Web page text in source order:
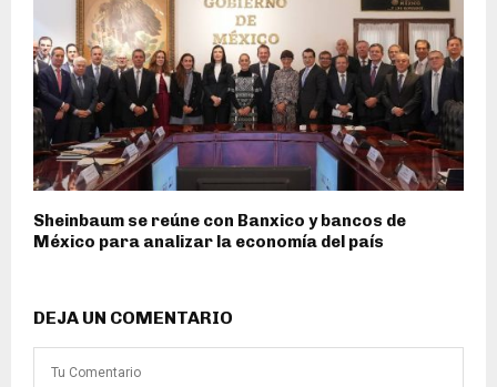
Sheinbaum se reúne con Banxico y bancos de
México para analizar la economía del país
DEJA UN COMENTARIO